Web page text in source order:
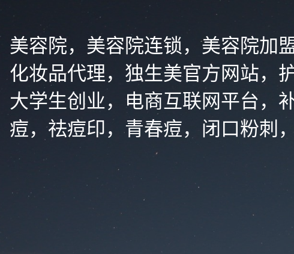
美容院，美容院连锁，美容院加
化妆品代理，独生美官方网站，
大学生创业，电商互联网平台，
痘，祛痘印，青春痘，闭口粉刺